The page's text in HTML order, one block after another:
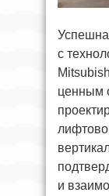
с
ценным
и